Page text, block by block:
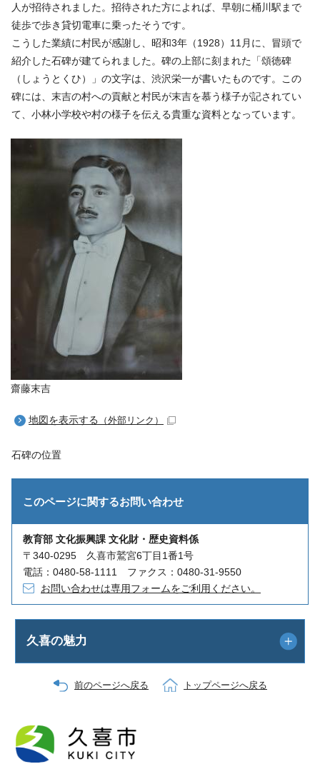
人が招待されました。招待された方によれば、早朝に桶川駅まで
徒歩で歩き貸切電車に乗ったそうです。
こうした業績に村民が感謝し、昭和3年（1928）11月に、冒頭で
紹介した石碑が建てられました。碑の上部に刻まれた「頌徳碑
（しょうとくひ）」の文字は、渋沢栄一が書いたものです。この
碑には、末吉の村への貢献と村民が末吉を慕う様子が記されてい
て、小林小学校や村の様子を伝える貴重な資料となっています。
齋藤末吉
地図を表示する （外部リンク）
石碑の位置
このページに関するお問い合わせ
教育部 文化振興課 文化財・歴史資料係
〒340-0295 久喜市鷲宮6丁目1番1号
電話：0480-58-1111 ファクス：0480-31-9550
お問い合わせは専用フォームをご利用ください。
久喜の魅力
前のページへ戻る トップページへ戻る